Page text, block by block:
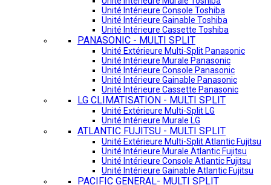
Unité Intérieure Console Toshiba
Unité Intérieure Gainable Toshiba
Unité Intérieure Cassette Toshiba
PANASONIC - MULTI SPLIT
Unité Extérieure Multi-Split Panasonic
Unité Intérieure Murale Panasonic
Unité Intérieure Console Panasonic
Unité Intérieure Gainable Panasonic
Unité Intérieure Cassette Panasonic
LG CLIMATISATION - MULTI SPLIT
Unité Extérieure Multi-Split LG
Unité Intérieure Murale LG
ATLANTIC FUJITSU - MULTI SPLIT
Unité Extérieure Multi-Split Atlantic Fujitsu
Unité Intérieure Murale Atlantic Fujitsu
Unité Intérieure Console Atlantic Fujitsu
Unité Intérieure Gainable Atlantic Fujitsu
PACIFIC GENERAL- MULTI SPLIT